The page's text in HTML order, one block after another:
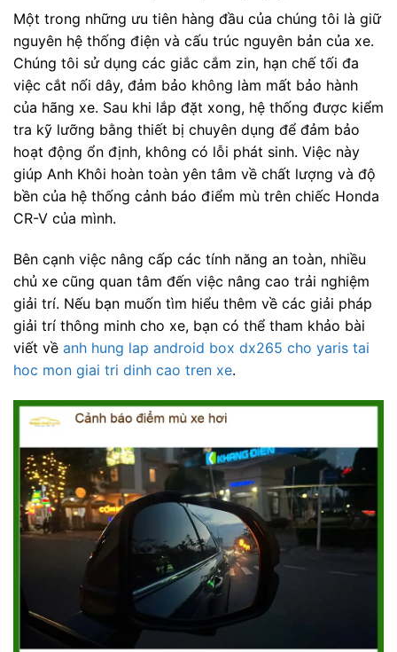
Một trong những ưu tiên hàng đầu của chúng tôi là giữ
nguyên hệ thống điện và cấu trúc nguyên bản của xe.
Chúng tôi sử dụng các giắc cắm zin, hạn chế tối đa
việc cắt nối dây, đảm bảo không làm mất bảo hành
của hãng xe. Sau khi lắp đặt xong, hệ thống được kiểm
tra kỹ lưỡng bằng thiết bị chuyên dụng để đảm bảo
hoạt động ổn định, không có lỗi phát sinh. Việc này
giúp Anh Khôi hoàn toàn yên tâm về chất lượng và độ
bền của hệ thống cảnh báo điểm mù trên chiếc Honda
CR-V của mình.
Bên cạnh việc nâng cấp các tính năng an toàn, nhiều
chủ xe cũng quan tâm đến việc nâng cao trải nghiệm
giải trí. Nếu bạn muốn tìm hiểu thêm về các giải pháp
giải trí thông minh cho xe, bạn có thể tham khảo bài
viết về anh hung lap android box dx265 cho yaris tai
hoc mon giai tri dinh cao tren xe.